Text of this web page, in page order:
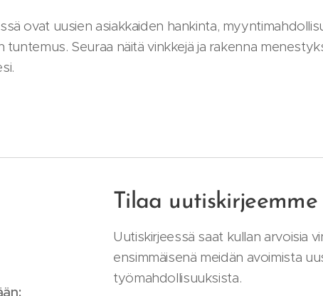
ovat uusien asiakkaiden hankinta,
tuntemus. Seuraa näitä vinkkejä ja rakenna
Tilaa uutiskirjeemme
Uutiskirjeessä saat kullan arvoisia
ensimmäisenä meidän avoimista
työmahdollisuuksista.